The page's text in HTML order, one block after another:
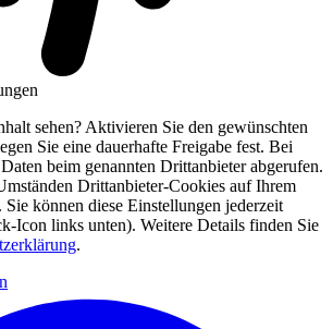
sehen? Aktivieren Sie den gewünschten
Sie eine dauerhafte Freigabe fest. Bei
beim genannten Drittanbieter abgerufen.
Drittanbieter-Cookies auf Ihrem
Sie können diese Einstellungen jederzeit
Icon links unten). Weitere Details finden Sie
.